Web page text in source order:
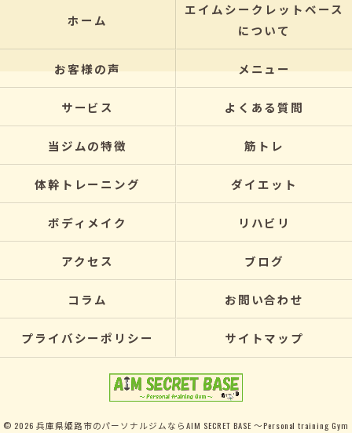
ホーム
エイムシークレットベース
について
お客様の声 メニュー
サービス よくある質問
当ジムの特徴 筋トレ
体幹トレーニング ダイエット
ボディメイク リハビリ
アクセス ブログ
コラム お問い合わせ
プライバシーポリシー サイトマップ
© 2026 兵庫県姫路市のパーソナルジムならAIM SECRET BASE ～Personal training Gym